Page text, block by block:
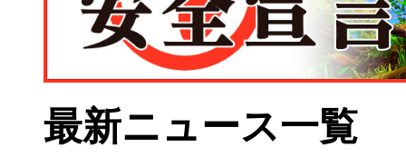
最新ニュース一覧